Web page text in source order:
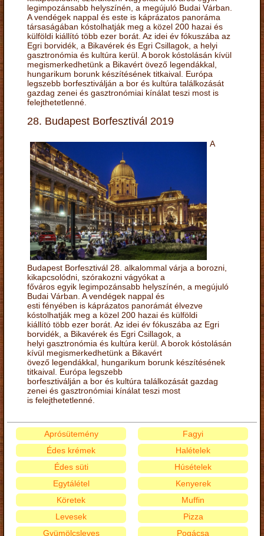
legimpozánsabb helyszínén, a megújuló Budai Várban.
A vendégek nappal és este is káprázatos panoráma
társaságában kóstolhatják meg a közel 200 hazai és
külföldi kiállító több ezer borát. Az idei év fókuszába az
Egri borvidék, a Bikavérek és Egri Csillagok, a helyi
gasztronómia és kultúra kerül. A borok kóstolásán kívül
megismerkedhetünk a Bikavért övező legendákkal,
hungarikum borunk készítésének titkaival. Európa
legszebb borfesztiválján a bor és kultúra találkozását
gazdag zenei és gasztronómiai kínálat teszi most is
felejthetetlenné.
28. Budapest Borfesztivál 2019
A
Budapest Borfesztivál 28. alkalommal várja a borozni,
kikapcsolódni, szórakozni vágyókat a
főváros egyik legimpozánsabb helyszínén, a megújuló
Budai Várban. A vendégek nappal és
esti fényében is káprázatos panorámát élvezve
kóstolhatják meg a közel 200 hazai és külföldi
kiállító több ezer borát. Az idei év fókuszába az Egri
borvidék, a Bikavérek és Egri Csillagok, a
helyi gasztronómia és kultúra kerül. A borok kóstolásán
kívül megismerkedhetünk a Bikavért
övező legendákkal, hungarikum borunk készítésének
titkaival. Európa legszebb
borfesztiválján a bor és kultúra találkozását gazdag
zenei és gasztronómiai kínálat teszi most
is felejthetetlenné.
Aprósütemény
Édes krémek
Édes süti
Egytálétel
Fagyi
Halételek
Húsételek
Kenyerek
Köretek
Levesek
Gyümölcsleves
Muffin
Pizza
Pogácsa